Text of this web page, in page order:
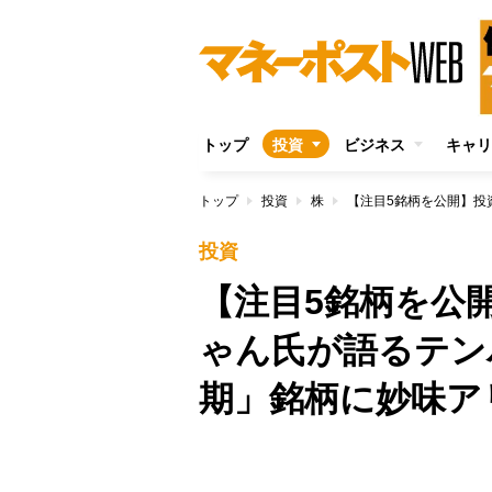
トップ 投資 ビジネス キャ
トップ 投資 株
投資
【注目5銘柄を公
ゃん氏が語るテ
期」銘柄に妙味ア